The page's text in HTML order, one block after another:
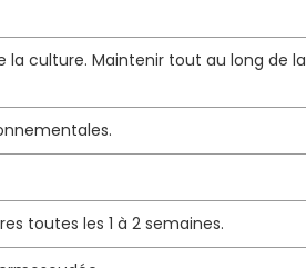
la culture. Maintenir tout au long de la
toutes les 1 à 2 semaines.